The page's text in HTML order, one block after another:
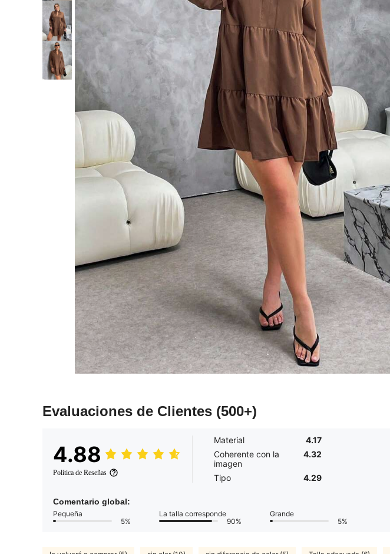
Evaluaciones de Clientes (500+)
4.88
Política de Reseñas
Material
4.17
Coherente con la
imagen
4.32
Tipo 4.29
Comentario global:
Pequeña
5%
La talla corresponde
90%
Grande
5%